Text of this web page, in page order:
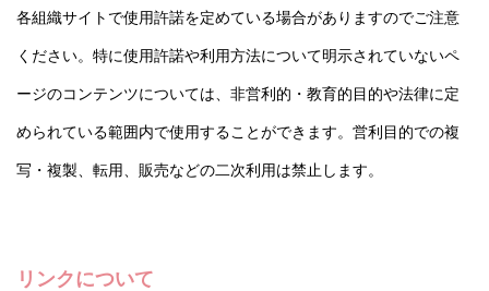
各組織サイトで使用許諾を定めている場合がありますのでご注意
ください。特に使用許諾や利用方法について明示されていないペ
ージのコンテンツについては、非営利的・教育的目的や法律に定
められている範囲内で使用することができます。営利目的での複
写・複製、転用、販売などの二次利用は禁止します。
リンクについて